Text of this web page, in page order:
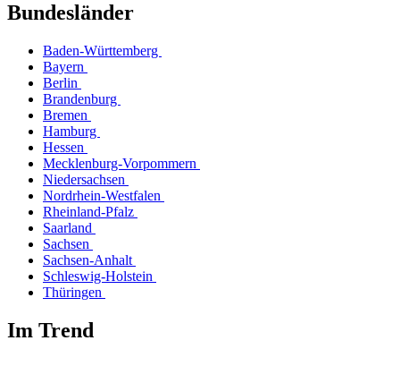
Bundesländer
Baden-Württemberg
Bayern
Berlin
Brandenburg
Bremen
Hamburg
Hessen
Mecklenburg-Vorpommern
Niedersachsen
Nordrhein-Westfalen
Rheinland-Pfalz
Saarland
Sachsen
Sachsen-Anhalt
Schleswig-Holstein
Thüringen
Im Trend